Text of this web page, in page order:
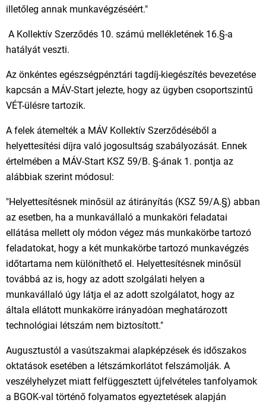
illetőleg annak munkavégzéséért."
A Kollektív Szerződés 10. számú mellékletének 16.§-a
hatályát veszti.
Az önkéntes egészségpénztári tagdíj-kiegészítés bevezetése
kapcsán a MÁV-Start jelezte, hogy az ügyben csoportszintű
VÉT-ülésre tartozik.
A felek átemelték a MÁV Kollektív Szerződéséből a
helyettesítési díjra való jogosultság szabályozását. Ennek
értelmében a MÁV-Start KSZ 59/B. §-ának 1. pontja az
alábbiak szerint módosul:
"Helyettesítésnek minősül az átirányítás (KSZ 59/A.§) abban
az esetben, ha a munkavállaló a munkaköri feladatai
ellátása mellett oly módon végez más munkakörbe tartozó
feladatokat, hogy a két munkakörbe tartozó munkavégzés
időtartama nem különíthető el. Helyettesítésnek minősül
továbbá az is, hogy az adott szolgálati helyen a
munkavállaló úgy látja el az adott szolgálatot, hogy az
általa ellátott munkakörre irányadóan meghatározott
technológiai létszám nem biztosított."
Augusztustól a vasútszakmai alapképzések és időszakos
oktatások esetében a létszámkorlátot felszámolják. A
veszélyhelyzet miatt felfüggesztett újfelvételes tanfolyamok
a BGOK-val történő folyamatos egyeztetések alapján